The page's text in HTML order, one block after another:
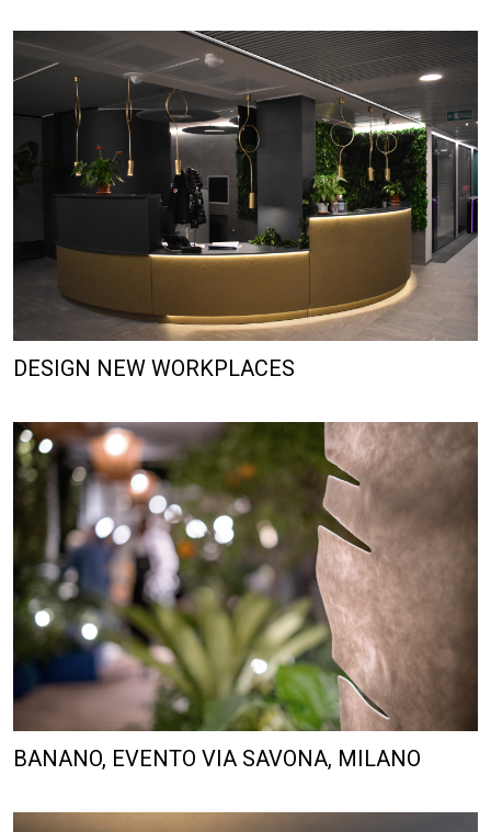
BANANO, EVENTO VIA SAVONA, MILANO